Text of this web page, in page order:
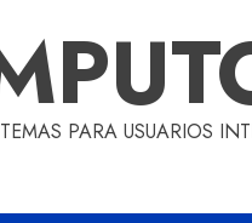
PARA USUARIOS